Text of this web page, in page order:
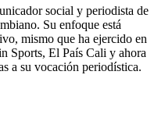
social y periodista de
Su enfoque está
mismo que ha ejercido en
Sports, El País Cali y ahora
a su vocación periodística.